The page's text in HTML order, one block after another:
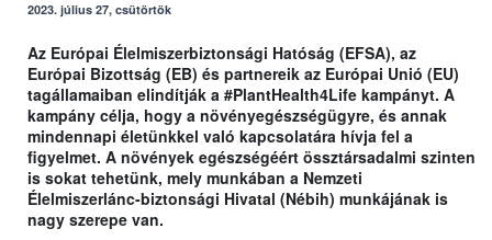
2023. július 27, csütörtök
Az Európai Élelmiszerbiztonsági Hatóság (EFSA), az
Európai Bizottság (EB) és partnereik az Európai Unió (EU)
tagállamaiban elindítják a #PlantHealth4Life kampányt. A
kampány célja, hogy a növényegészségügyre, és annak
mindennapi életünkkel való kapcsolatára hívja fel a
figyelmet. A növények egészségéért össztársadalmi szinten
is sokat tehetünk, mely munkában a Nemzeti
Élelmiszerlánc-biztonsági Hivatal (Nébih) munkájának is
nagy szerepe van.